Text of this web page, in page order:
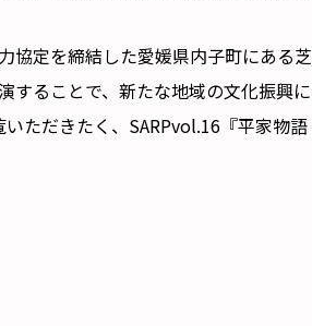
定を締結した愛媛県内子町にある
ることで、新たな地域の文化振興に
だきたく、SARPvol.16『平家物